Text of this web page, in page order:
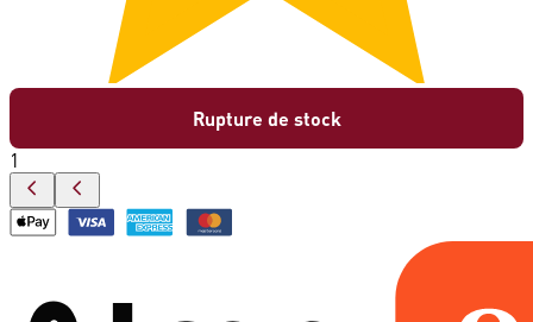
Rupture de stock
1